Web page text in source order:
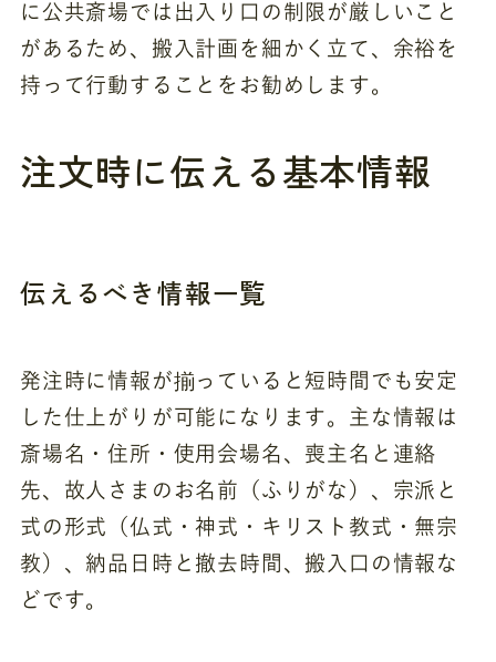
に公共斎場では出入り口の制限が厳しいこと
があるため、搬入計画を細かく立て、余裕を
持って行動することをお勧めします。
注文時に伝える基本情報
伝えるべき情報一覧
発注時に情報が揃っていると短時間でも安定
した仕上がりが可能になります。主な情報は
斎場名・住所・使用会場名、喪主名と連絡
先、故人さまのお名前（ふりがな）、宗派と
式の形式（仏式・神式・キリスト教式・無宗
教）、納品日時と撤去時間、搬入口の情報な
どです。